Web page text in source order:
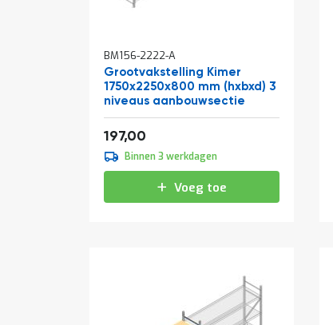
BM156-2222-A
Grootvakstelling Kimer
1750x2250x800 mm (hxbxd) 3
niveaus aanbouwsectie
Vanaf
197,00
Binnen 3 werkdagen
Voeg toe